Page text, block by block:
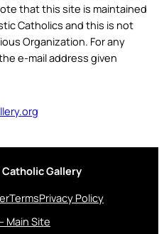
that this site is maintained
Catholics and this is not
Organization. For any
e-mail address given
Gallery
TermsPrivacy Policy
Main Site